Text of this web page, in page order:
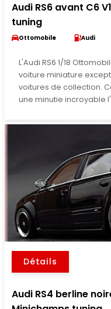
Audi RS6 avant C6
tuning
Ottomobile Audi
L'Audi RS6 1/18
voiture miniature
voitures de collection.
une minutie incroyable
Détails
Audi RS4 berline